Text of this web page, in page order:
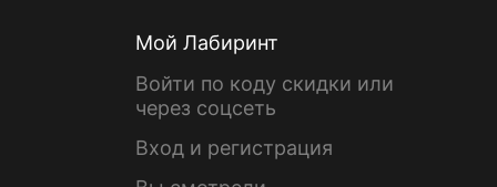
Мой Лабиринт
Войти по коду скидки или
через соцсеть
Вход и регистрация